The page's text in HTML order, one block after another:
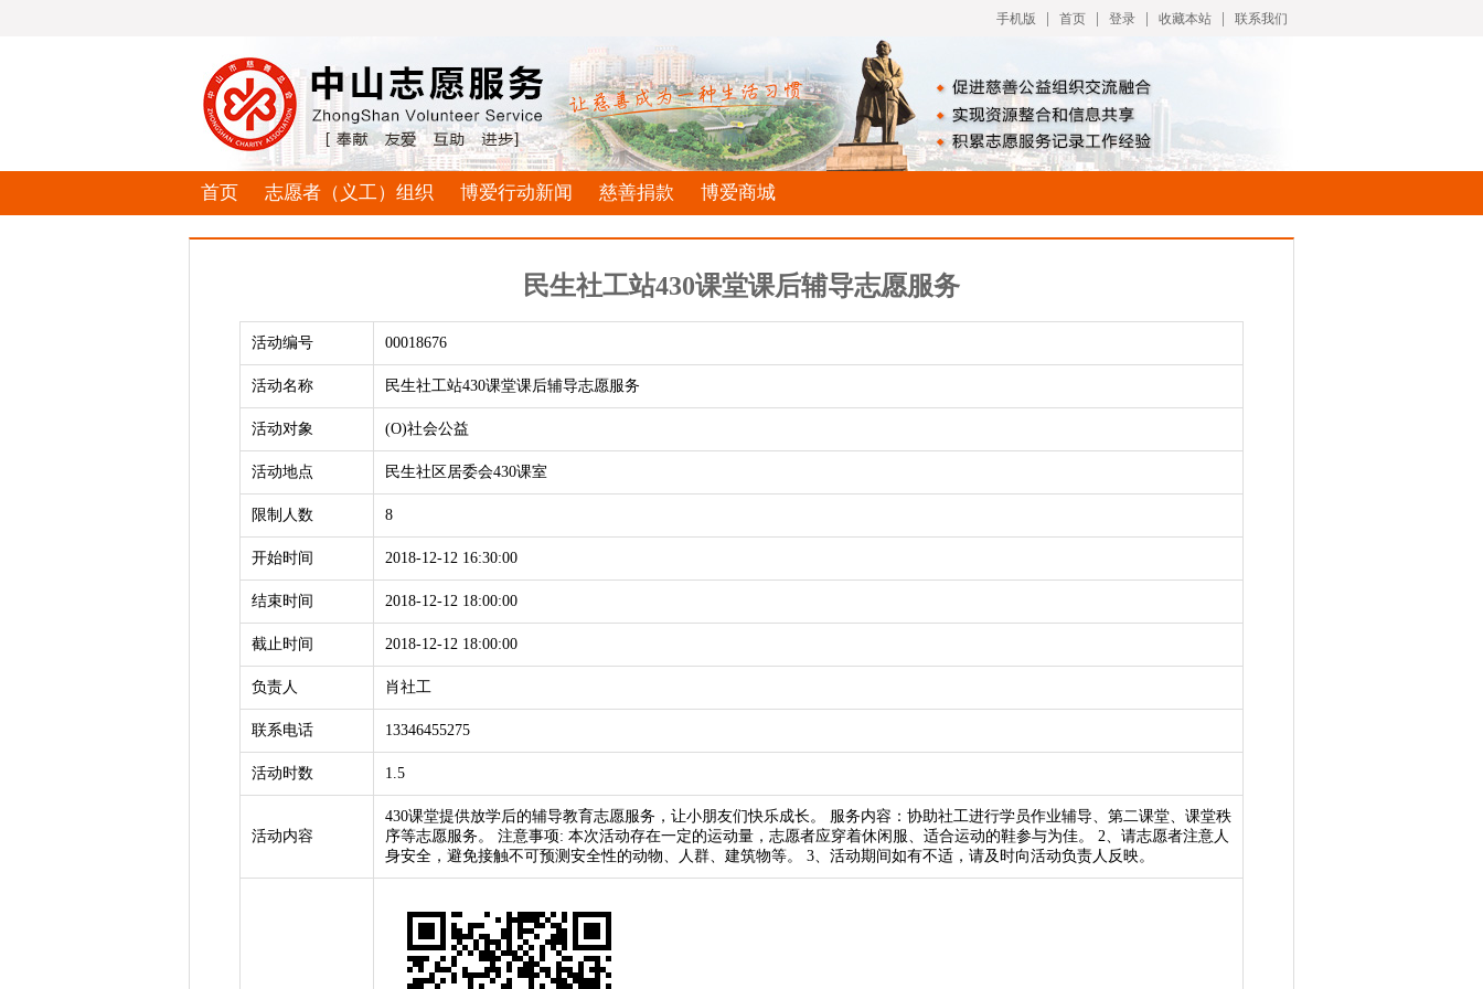
手机版 首页 登录 收藏本站 联系我们
首页 志愿者（义工）组织 博爱行动新闻 慈善捐款 博爱商城
民生社工站430课堂课后辅导志愿服务
活动编号 00018676
活动名称 民生社工站430课堂课后辅导志愿服务
活动对象 (O)社会公益
活动地点 民生社区居委会430课室
限制人数 8
开始时间 2018-12-12 16:30:00
结束时间 2018-12-12 18:00:00
截止时间 2018-12-12 18:00:00
负责人 肖社工
联系电话 13346455275
活动时数 1.5
活动内容
430课堂提供放学后的辅导教育志愿服务，让小朋友们快乐成长。 服务内容：协助社工进行学员作业辅导、第二课堂、课堂秩
序等志愿服务。 注意事项: 本次活动存在一定的运动量，志愿者应穿着休闲服、适合运动的鞋参与为佳。 2、请志愿者注意人
身安全，避免接触不可预测安全性的动物、人群、建筑物等。 3、活动期间如有不适，请及时向活动负责人反映。